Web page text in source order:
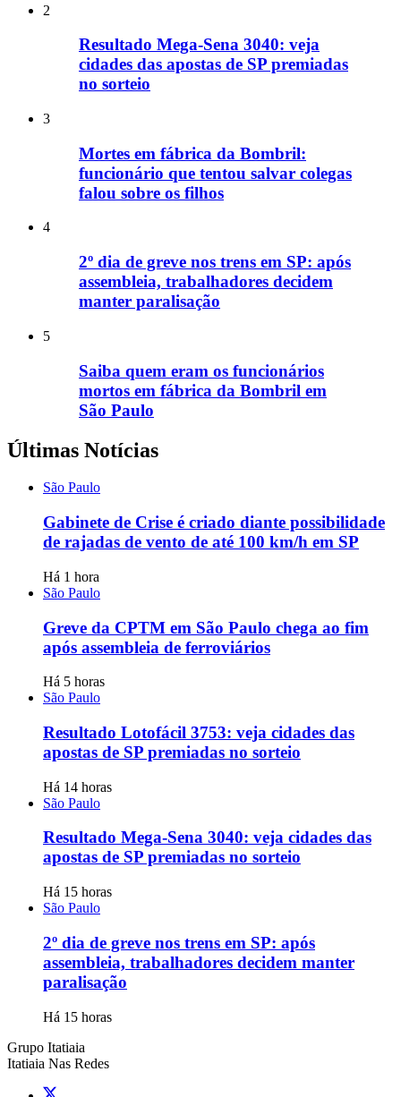
2
Resultado Mega-Sena 3040: veja
cidades das apostas de SP premiadas
no sorteio
3
Mortes em fábrica da Bombril:
funcionário que tentou salvar colegas
falou sobre os filhos
4
2º dia de greve nos trens em SP: após
assembleia, trabalhadores decidem
manter paralisação
5
Saiba quem eram os funcionários
mortos em fábrica da Bombril em
São Paulo
Últimas Notícias
São Paulo
Gabinete de Crise é criado diante possibilidade
de rajadas de vento de até 100 km/h em SP
Há 1 hora
São Paulo
Greve da CPTM em São Paulo chega ao fim
após assembleia de ferroviários
Há 5 horas
São Paulo
Resultado Lotofácil 3753: veja cidades das
apostas de SP premiadas no sorteio
Há 14 horas
São Paulo
Resultado Mega-Sena 3040: veja cidades das
apostas de SP premiadas no sorteio
Há 15 horas
São Paulo
2º dia de greve nos trens em SP: após
assembleia, trabalhadores decidem manter
paralisação
Há 15 horas
Grupo Itatiaia
Itatiaia Nas Redes